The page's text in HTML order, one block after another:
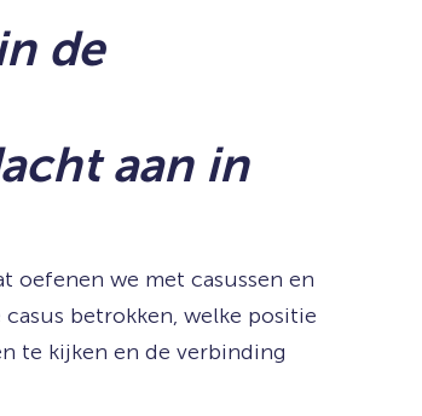
de
aan in
oefenen we met casussen en
betrokken, welke positie
te kijken en de verbinding